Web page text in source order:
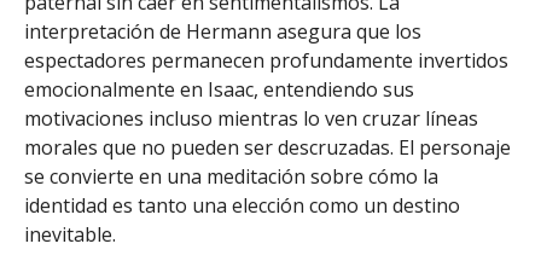
interpretación de Hermann asegura que los
espectadores permanecen profundamente invertidos
emocionalmente en Isaac, entendiendo sus
motivaciones incluso mientras lo ven cruzar líneas
morales que no pueden ser descruzadas. El personaje
se convierte en una meditación sobre cómo la
identidad es tanto una elección como un destino
inevitable.